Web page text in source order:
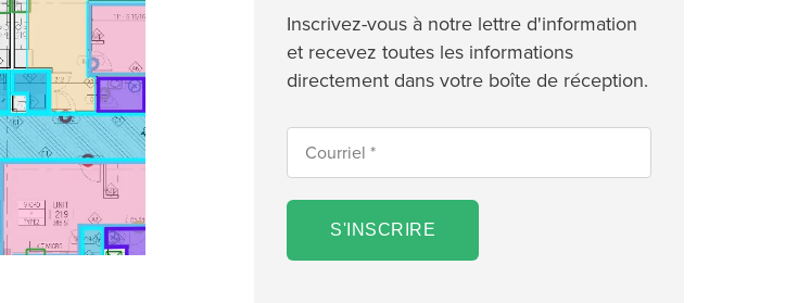
Inscrivez-vous à notre lettre d'information
et recevez toutes les informations
directement dans votre boîte de réception.
S'INSCRIRE